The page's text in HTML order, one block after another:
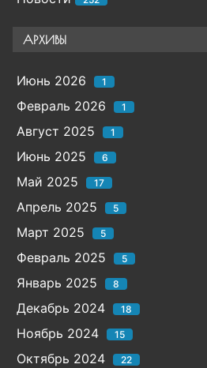
АРХИВЫ
Июнь 2026 1
Февраль 2026 1
Август 2025 1
Июнь 2025 6
Май 2025 17
Апрель 2025 5
Март 2025 5
Февраль 2025 5
Январь 2025 8
Декабрь 2024 18
Ноябрь 2024 15
Октябрь 2024 22